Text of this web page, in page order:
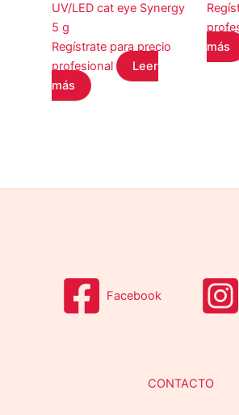
UV/LED cat eye Synergy
5 g
Regístrate para precio
profesional
Leer
más
más
Facebook
CONTACTO